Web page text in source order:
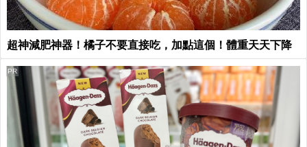
超神減肥神器！橘子不要直接吃，加點這個！體重天天下降
PR